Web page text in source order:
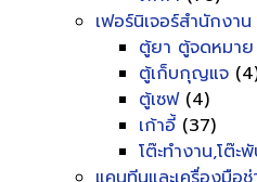
เฟอร์นิเจอร์สำนักงาน
ตู้ยา ตู้จดหมาย
ตู้เก็บกุญแจ
ตู้เซฟ(4)
เก้าอี้ (37)
โต๊ะทำงาน,โต๊ะ